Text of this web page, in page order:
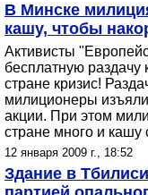
В Минске
кашу, чтобы
Активисты
бесплатную
стране кризис!
милиционеры
акции. При этом
стране много и кашу
12 января 2009 г., 18:52
Здание в